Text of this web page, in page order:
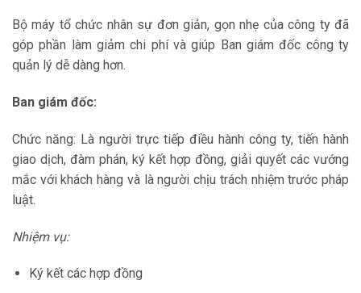
Bộ máy tổ chức nhân sự đơn giản, gọn nhẹ của công ty đã
góp phần làm giảm chi phí và giúp Ban giám đốc công ty
quản lý dễ dàng hơn.
Ban giám đốc:
Chức năng: Là người trực tiếp điều hành công ty, tiến hành
giao dịch, đàm phán, ký kết hợp đồng, giải quyết các vướng
mắc với khách hàng và là người chịu trách nhiệm trước pháp
luật.
Nhiệm vụ:
Ký kết các hợp đồng